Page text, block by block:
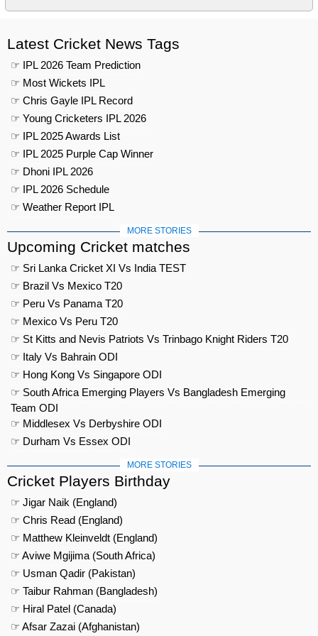
Latest Cricket News Tags
☞ IPL 2026 Team Prediction
☞ Most Wickets IPL
☞ Chris Gayle IPL Record
☞ Young Cricketers IPL 2026
☞ IPL 2025 Awards List
☞ IPL 2025 Purple Cap Winner
☞ Dhoni IPL 2026
☞ IPL 2026 Schedule
☞ Weather Report IPL
MORE STORIES
Upcoming Cricket matches
☞ Sri Lanka Cricket XI Vs India TEST
☞ Brazil Vs Mexico T20
☞ Peru Vs Panama T20
☞ Mexico Vs Peru T20
☞ St Kitts and Nevis Patriots Vs Trinbago Knight Riders T20
☞ Italy Vs Bahrain ODI
☞ Hong Kong Vs Singapore ODI
☞ South Africa Emerging Players Vs Bangladesh Emerging
Team ODI
☞ Middlesex Vs Derbyshire ODI
☞ Durham Vs Essex ODI
MORE STORIES
Cricket Players Birthday
☞ Jigar Naik (England)
☞ Chris Read (England)
☞ Matthew Kleinveldt (England)
☞ Aviwe Mgijima (South Africa)
☞ Usman Qadir (Pakistan)
☞ Taibur Rahman (Bangladesh)
☞ Hiral Patel (Canada)
☞ Afsar Zazai (Afghanistan)